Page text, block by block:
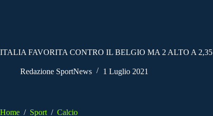
ITALIA FAVORITA CONTRO IL BELGIO MA 2 ALTO A 2,35
Redazione SportNews 1 Luglio 2021
Home / Sport / Calcio